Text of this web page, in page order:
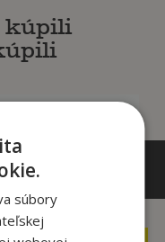
kúpili
súbory